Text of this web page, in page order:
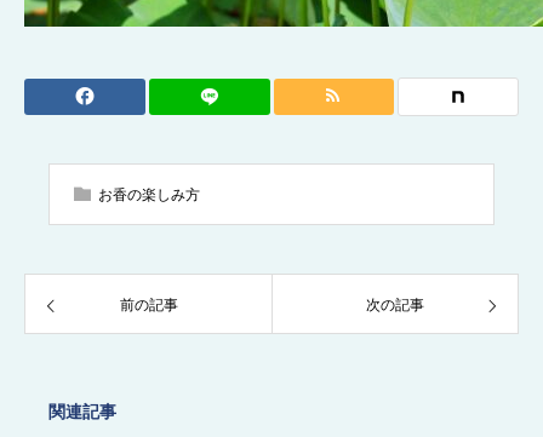
お香の楽しみ方
前の記事 次の記事
関連記事